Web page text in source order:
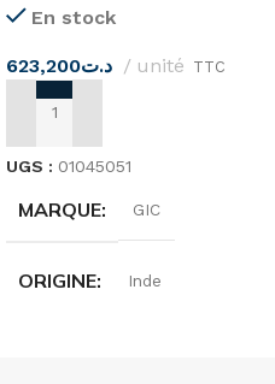
GICEn stock
د.ت623,200 unité TTC
AJOUTER AU PANIER
UGS : 01045051
MARQUE GIC
ORIGINE Inde